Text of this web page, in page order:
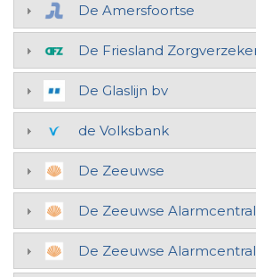
De Amersfoortse
De Friesland
De Glaslijn bv
de Volksbank
De Zeeuwse
De Zeeuwse
De Zeeuwse